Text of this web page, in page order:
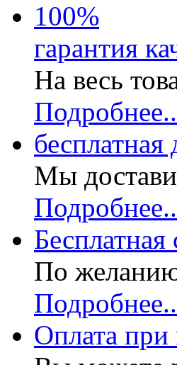
100%
гарантия
На весь
бесплатная
Мы
Бесплатная
По
Оплата при